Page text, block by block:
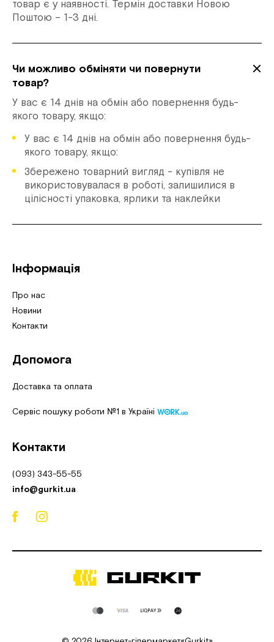
товар є у наявності. Термін доставки Новою
Поштою – 1-3 дні.
Чи можливо обміняти чи повернути
товар?
У вас є 14 днів на обмін або повернення будь-
якого товару, якщо:
У вас є 14 днів на обмін або повернення будь-
якого товару, якщо:
Збережено товарний вигляд - купівля не
використовувалася в роботі, залишилися в
цілісності упаковка, ярлики та наклейки
Інформація
Про нас
Новини
Контакти
Допомога
Доставка та оплата
Сервіс пошуку роботи №1 в Україні
Контакти
(093) 343-55-55
info@gurkit.ua